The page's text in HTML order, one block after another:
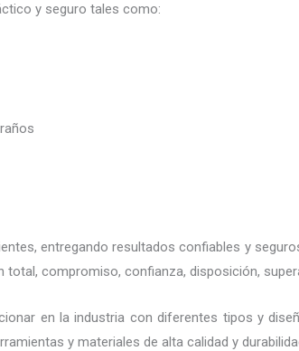
y seguro tales como:
entregando resultados confiables y
compromiso, confianza, disposición,
en la industria con diferentes tipos y
y materiales de alta calidad y